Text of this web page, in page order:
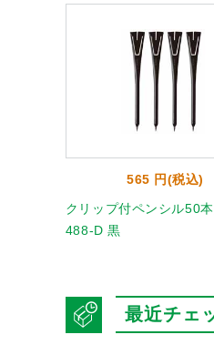
565 円(税込)
クリップ付ペンシル50
488-D 黒
最近チェ